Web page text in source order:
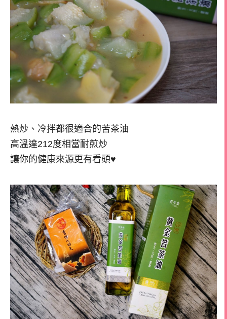
熱炒、冷拌都很適合的苦茶油
高溫達212度相當耐煎炒
讓你的健康來源更有看頭♥